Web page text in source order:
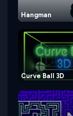
Hangman
Curve Ball 3D